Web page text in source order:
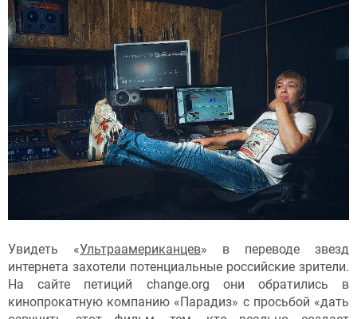
Увидеть «Ультраамериканцев» в переводе звезд
интернета захотели потенциальные российские зрители.
На сайте петиций change.org они обратились в
кинопрокатную компанию «Парадиз» с просьбой «дать